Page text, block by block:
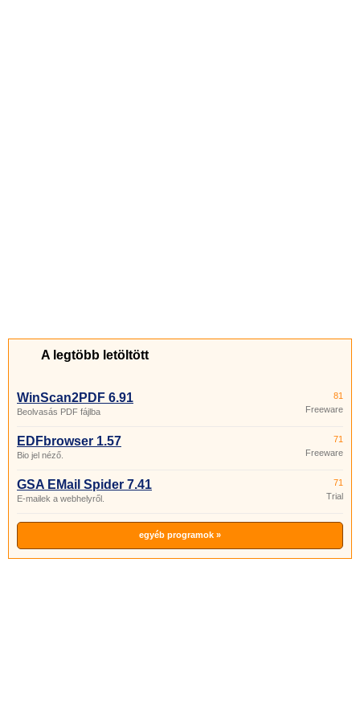
A legtöbb letöltött
WinScan2PDF 6.91
Beolvasás PDF fájlba
81
Freeware
EDFbrowser 1.57
Bio jel néző.
71
Freeware
GSA EMail Spider 7.41
E-mailek a webhelyről.
71
Trial
egyéb programok »